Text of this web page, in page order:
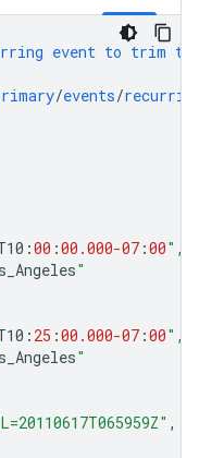
event to trim
/events/
:00 :00.000-07 :00",
"
: 25 :00.000-07 :00",
"
,